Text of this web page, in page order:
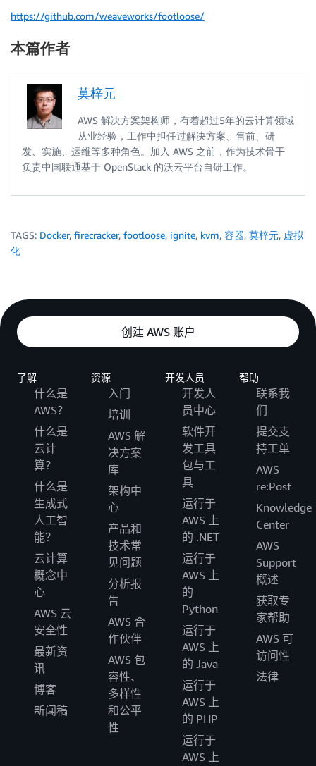
https://github.com/weaveworks/footloose/
本篇作者
莫梓元
AWS 解决方案架构师，有着超过5年的云计算领域
从业经验，工作中担任过解决方案、售前、研
发、实施、运维等多种角色。加入 AWS 之前，作为技术骨干
负责中国联通基于 OpenStack 的沃云平台自研工作。
TAGS: Docker, firecracker, footloose, ignite, kvm, 容器, 莫梓元, 虚拟
化
创建 AWS 账户
了解
什么是
AWS？
什么是
云计
算？
什么是
生成式
人工智
能？
云计算
概念中
心
AWS 云
安全性
最新资
讯
博客
新闻稿
资源
入门
培训
AWS 解
决方案
库
架构中
心
产品和
技术常
见问题
分析报
告
AWS 合
作伙伴
AWS 包
容性、
多样性
和公平
性
开发人员
开发人
员中心
软件开
发工具
包与工
具
运行于
AWS 上
的 .NET
运行于
AWS 上
的
Python
运行于
AWS 上
的 Java
运行于
AWS 上
的 PHP
运行于
AWS 上
帮助
联系我
们
提交支
持工单
AWS
re:Post
Knowledge
Center
AWS
Support
概述
获取专
家帮助
AWS 可
访问性
法律